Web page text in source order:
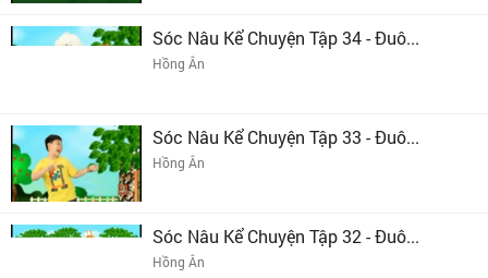
Sóc Nâu Kể Chuyện Tập 34 - Đuô...
Hồng Ân
Sóc Nâu Kể Chuyện Tập 33 - Đuô...
Hồng Ân
Sóc Nâu Kể Chuyện Tập 32 - Đuô...
Hồng Ân